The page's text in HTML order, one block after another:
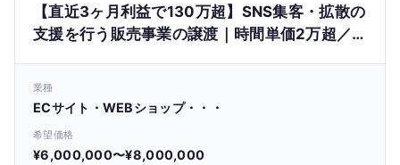
【直近3ヶ月利益で130万超】SNS集客・拡散の
支援を行う販売事業の譲渡｜時間単価2万超／
業種
ECサイト・WEBショップ・・・
希望価格
¥6,000,000〜¥8,000,000